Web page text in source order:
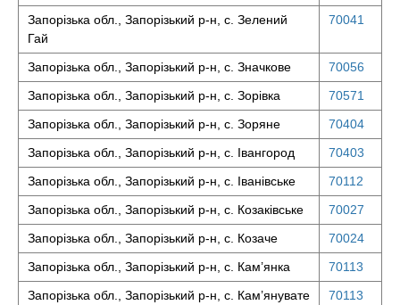
Запорізька обл., Запорізький р-н, с. Зелений
Гай
70041
Запорізька обл., Запорізький р-н, с. Значкове
70056
Запорізька обл., Запорізький р-н, с. Зорівка
70571
Запорізька обл., Запорізький р-н, с. Зоряне
70404
Запорізька обл., Запорізький р-н, с. Івангород
70403
Запорізька обл., Запорізький р-н, с. Іванівське
70112
Запорізька обл., Запорізький р-н, с. Козаківське
70027
Запорізька обл., Запорізький р-н, с. Козаче
70024
Запорізька обл., Запорізький р-н, с. Кам’янка
70113
Запорізька обл., Запорізький р-н, с. Кам’янувате
70113